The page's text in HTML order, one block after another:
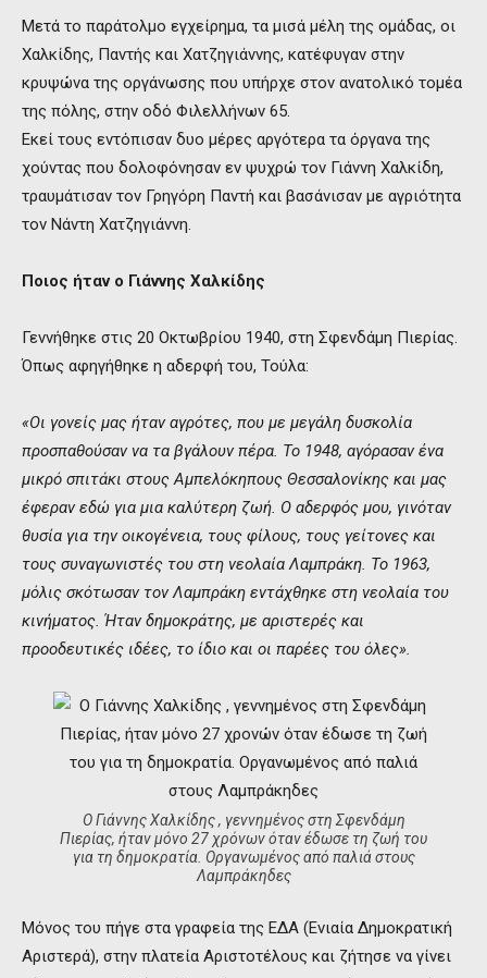
Μετά το παράτολμο εγχείρημα, τα μισά μέλη της ομάδας, οι
Χαλκίδης, Παντής και Χατζηγιάννης, κατέφυγαν στην
κρυψώνα της οργάνωσης που υπήρχε στον ανατολικό τομέα
της πόλης, στην οδό Φιλελλήνων 65.
Εκεί τους εντόπισαν δυο μέρες αργότερα τα όργανα της
χούντας που δολοφόνησαν εν ψυχρώ τον Γιάννη Χαλκίδη,
τραυμάτισαν τον Γρηγόρη Παντή και βασάνισαν με αγριότητα
τον Νάντη Χατζηγιάννη.
Ποιος ήταν ο Γιάννης Χαλκίδης
Γεννήθηκε στις 20 Οκτωβρίου 1940, στη Σφενδάμη Πιερίας.
Όπως αφηγήθηκε η αδερφή του, Τούλα:
«Οι γονείς μας ήταν αγρότες, που με μεγάλη δυσκολία
προσπαθούσαν να τα βγάλουν πέρα. Το 1948, αγόρασαν ένα
μικρό σπιτάκι στους Αμπελόκηπους Θεσσαλονίκης και μας
έφεραν εδώ για μια καλύτερη ζωή. Ο αδερφός μου, γινόταν
θυσία για την οικογένεια, τους φίλους, τους γείτονες και
τους συναγωνιστές του στη νεολαία Λαμπράκη. Το 1963,
μόλις σκότωσαν τον Λαμπράκη εντάχθηκε στη νεολαία του
κινήματος. Ήταν δημοκράτης, με αριστερές και
προοδευτικές ιδέες, το ίδιο και οι παρέες του όλες».
Ο Γιάννης Χαλκίδης , γεννημένος στη Σφενδάμη
Πιερίας, ήταν μόνο 27 χρόνων όταν έδωσε τη ζωή του
για τη δημοκρατία. Οργανωμένος από παλιά στους
Λαμπράκηδες
Μόνος του πήγε στα γραφεία της ΕΔΑ (Ενιαία Δημοκρατική
Αριστερά), στην πλατεία Αριστοτέλους και ζήτησε να γίνει